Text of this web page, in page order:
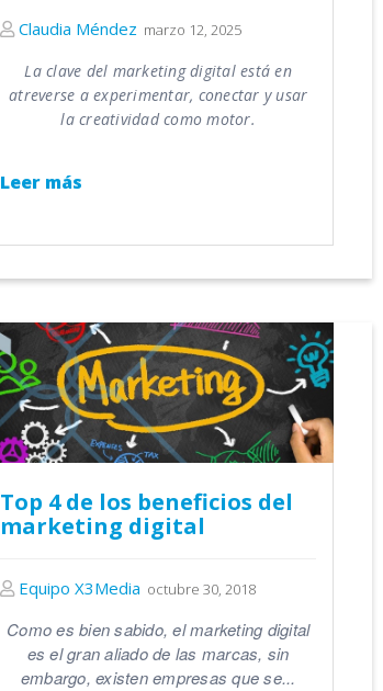
Claudia Méndez marzo 12, 2025
La clave del marketing digital está en
atreverse a experimentar, conectar y usar
la creatividad como motor.
Leer más
Top 4 de los beneficios del
marketing digital
Equipo X3Media octubre 30, 2018
Como es bien sabido, el marketing digital
es el gran aliado de las marcas, sin
embargo, existen empresas que se...